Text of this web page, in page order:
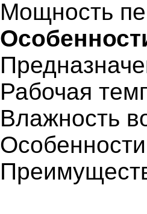
Мощность
Рабочая
Влажность